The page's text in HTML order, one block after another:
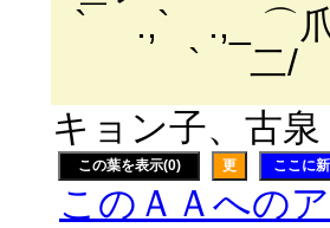
` .,` .,_ ⌒
` 二/ ｀
キョン子、古
この葉を表示(0) 更 ここに
このＡＡへの